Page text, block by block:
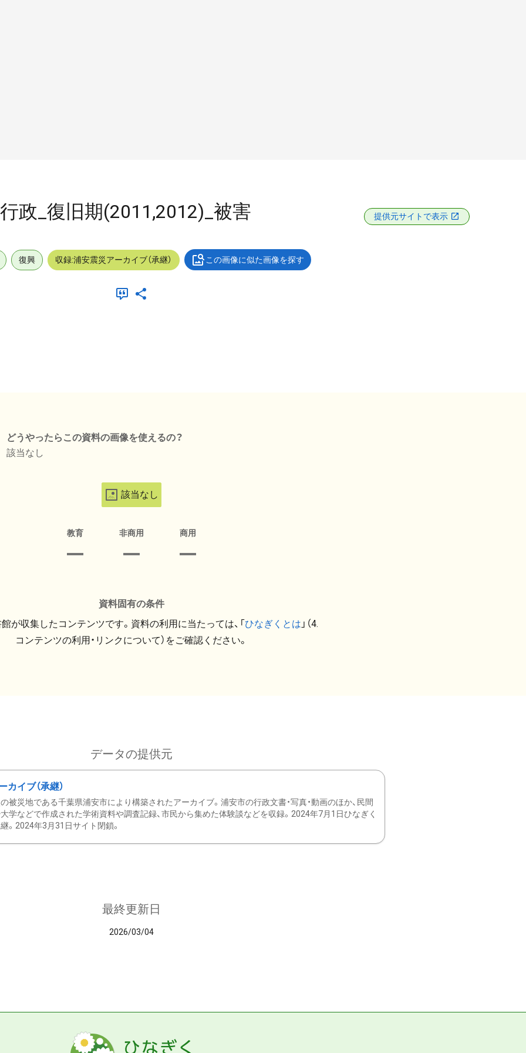
政_復旧期(2011,2012)_被害 提供元サイトで表示
復興 収録:浦安震災アーカイブ（承継） この画像に似た画像を探す
どうやったらこの資料の画像を使えるの？
該当なし
該当なし
教育 非商用 商用
資料固有の条件
が収集したコンテンツです。資料の利用に当たっては、「ひなぎくとは 」（4.
コンテンツの利用・リンクについて）をご確認ください。
データの提供元
イブ（承継）
被災地である千葉県浦安市により構築されたアーカイブ。浦安市の行政文書・写真・動画のほか、民間
学などで作成された学術資料や調査記録、市民から集めた体験談などを収録。2024年7月1日ひなぎく
。2024年3月31日サイト閉鎖。
最終更新日
2026/03/04